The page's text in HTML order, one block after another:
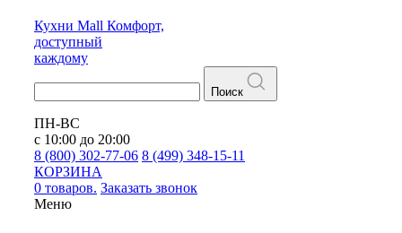
Кухни Mall Комфорт,
доступный
каждому
Поиск
ПН-ВС
с 10:00 до 20:00
8 (800) 302-77-06 8 (499) 348-15-11
КОРЗИНА
0 товаров. Заказать звонок
Меню